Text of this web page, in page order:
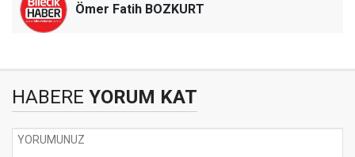
Ömer Fatih BOZKURT
HABERE YORUM KAT